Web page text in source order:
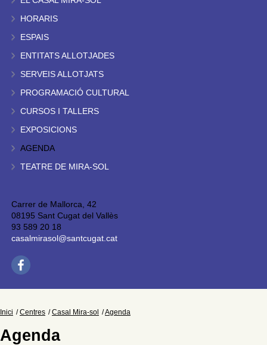
HORARIS
ESPAIS
ENTITATS ALLOTJADES
SERVEIS ALLOTJATS
PROGRAMACIÓ CULTURAL
CURSOS I TALLERS
EXPOSICIONS
AGENDA
TEATRE DE MIRA-SOL
Carrer de Mallorca, 42
08195 Sant Cugat del Vallès
93 589 20 18
casalmirasol@santcugat.cat
Inici Centres Casal Mira-sol Agenda
Agenda